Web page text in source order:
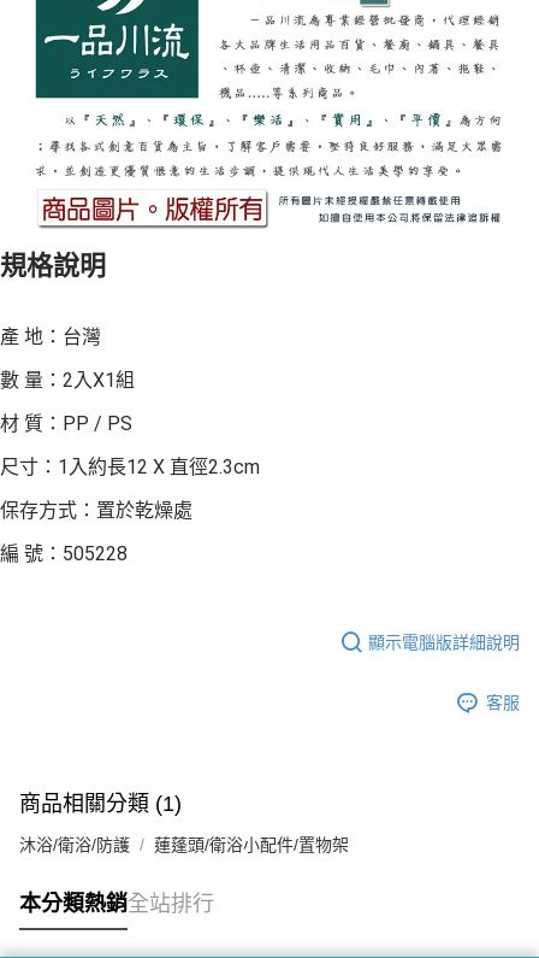
規格說明
產 地：台灣
數 量：2入X1組
材 質：PP / PS
尺寸：1入約長12 X 直徑2.3cm
保存方式：置於乾燥處
編 號：505228
顯示電腦版詳細說明
客服
商品相關分類 (1)
沐浴/衛浴/防護 蓮蓬頭/衛浴小配件/置物架
本分類熱銷全站排行